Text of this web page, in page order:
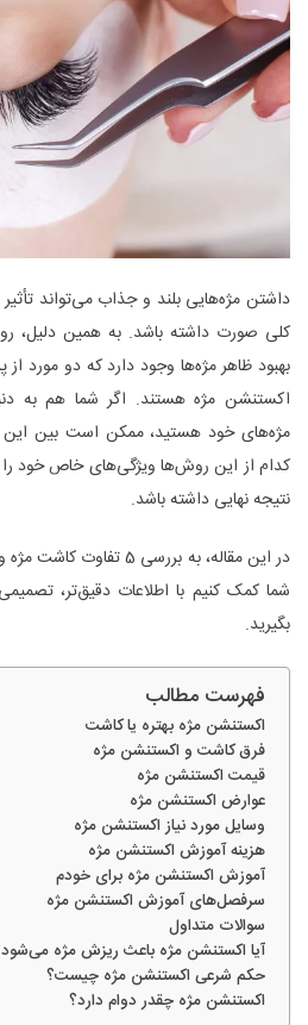
داشتن مژه‌هایی بلند و جذاب می‌تواند
کلی صورت داشته باشد. به همین دلیل،
بهبود ظاهر مژه‌ها وجود دارد که دو مورد
اکستنشن مژه هستند. اگر شما هم به
مژه‌های خود هستید، ممکن است بین این
کدام از این روش‌ها ویژگی‌های خاص خود را
نتیجه نهایی داشته باشد.
در این مقاله، به بررسی 5
شما کمک کنیم با اطلاعات دقیق‌تر، تصمیمی
بگیرید.
فهرست مطالب
اکستنشن مژه بهتره یا کاشت
فرق کاشت و اکستنشن مژه
قیمت اکستنشن مژه
عوارض اکستنشن مژه
وسایل مورد نیاز اکستنشن مژه
هزینه آموزش اکستنشن مژه
آموزش اکستنشن مژه برای خودم
سرفصل‌های آموزش اکستنشن مژه
سوالات متداول
آیا اکستنشن مژه باعث ریزش مژه
حکم شرعی اکستنشن مژه چیست؟
اکستنشن مژه چقدر دوام دارد؟